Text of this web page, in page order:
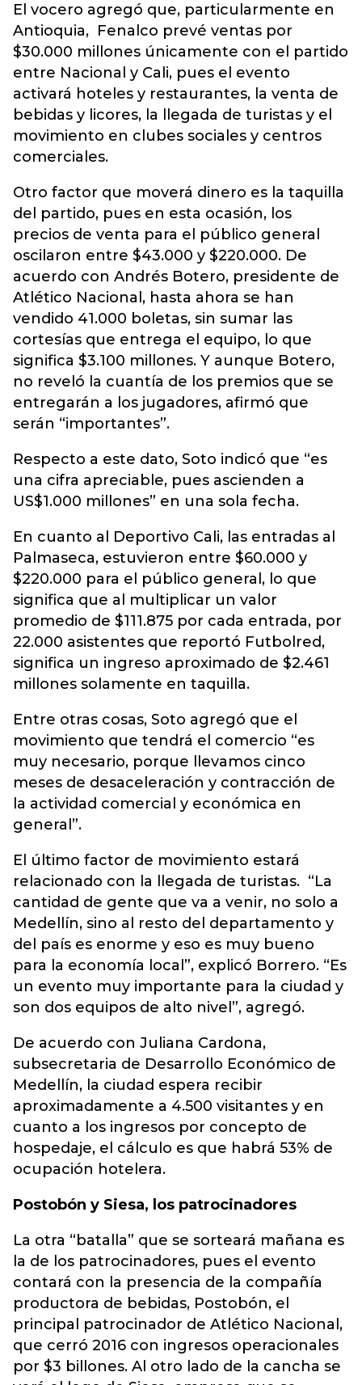
El vocero agregó que, particularmente en
Antioquia, Fenalco prevé ventas por
$30.000 millones únicamente con el partido
entre Nacional y Cali, pues el evento
activará hoteles y restaurantes, la venta de
bebidas y licores, la llegada de turistas y el
movimiento en clubes sociales y centros
comerciales.
Otro factor que moverá dinero es la taquilla
del partido, pues en esta ocasión, los
precios de venta para el público general
oscilaron entre $43.000 y $220.000. De
acuerdo con Andrés Botero, presidente de
Atlético Nacional, hasta ahora se han
vendido 41.000 boletas, sin sumar las
cortesías que entrega el equipo, lo que
significa $3.100 millones. Y aunque Botero,
no reveló la cuantía de los premios que se
entregarán a los jugadores, afirmó que
serán “importantes”.
Respecto a este dato, Soto indicó que “es
una cifra apreciable, pues ascienden a
US$1.000 millones” en una sola fecha.
En cuanto al Deportivo Cali, las entradas al
Palmaseca, estuvieron entre $60.000 y
$220.000 para el público general, lo que
significa que al multiplicar un valor
promedio de $111.875 por cada entrada, por
22.000 asistentes que reportó Futbolred,
significa un ingreso aproximado de $2.461
millones solamente en taquilla.
Entre otras cosas, Soto agregó que el
movimiento que tendrá el comercio “es
muy necesario, porque llevamos cinco
meses de desaceleración y contracción de
la actividad comercial y económica en
general”.
El último factor de movimiento estará
relacionado con la llegada de turistas. “La
cantidad de gente que va a venir, no solo a
Medellín, sino al resto del departamento y
del país es enorme y eso es muy bueno
para la economía local”, explicó Borrero. “Es
un evento muy importante para la ciudad y
son dos equipos de alto nivel”, agregó.
De acuerdo con Juliana Cardona,
subsecretaria de Desarrollo Económico de
Medellín, la ciudad espera recibir
aproximadamente a 4.500 visitantes y en
cuanto a los ingresos por concepto de
hospedaje, el cálculo es que habrá 53% de
ocupación hotelera.
Postobón y Siesa, los patrocinadores
La otra “batalla” que se sorteará mañana es
la de los patrocinadores, pues el evento
contará con la presencia de la compañía
productora de bebidas, Postobón, el
principal patrocinador de Atlético Nacional,
que cerró 2016 con ingresos operacionales
por $3 billones. Al otro lado de la cancha se